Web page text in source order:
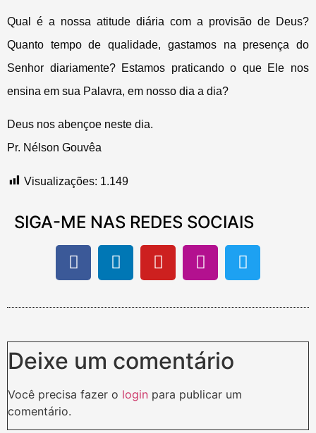
Qual é a nossa atitude diária com a provisão de Deus?
Quanto tempo de qualidade, gastamos na presença do
Senhor diariamente? Estamos praticando o que Ele nos
ensina em sua Palavra, em nosso dia a dia?
Deus nos abençoe neste dia.
Pr. Nélson Gouvêa
Visualizações: 1.149
SIGA-ME NAS REDES SOCIAIS
Deixe um comentário
Você precisa fazer o login para publicar um
comentário.